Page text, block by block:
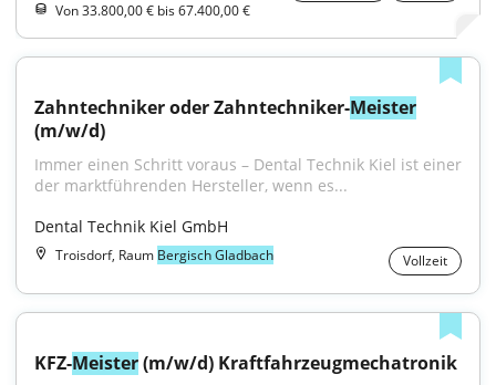
Von 33.800,00 € bis 67.400,00 €
Zahntechniker oder Zahntechniker-Meister
(m/w/d)
Immer einen Schritt voraus – Dental Technik Kiel ist einer
der markt­führenden Hersteller, wenn es...
Dental Technik Kiel GmbH
Troisdorf, Raum Bergisch Gladbach Vollzeit
KFZ-Meister (m/w/d) Kraftfahrzeugmechatronik